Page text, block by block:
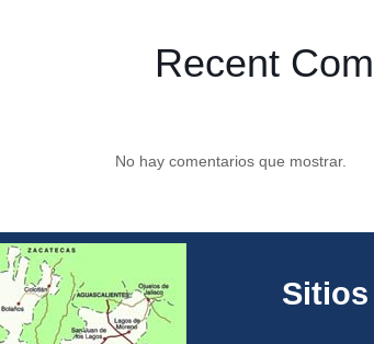
Recent
No hay comentarios que mostrar.
Sitios